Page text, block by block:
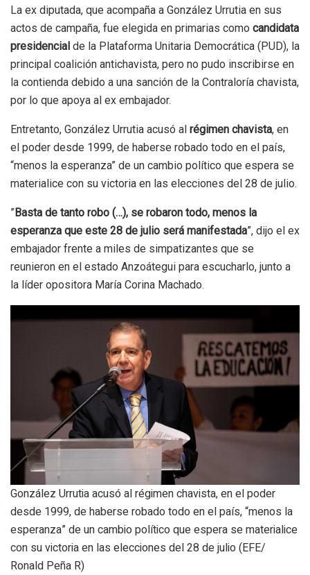
La ex diputada, que acompaña a González Urrutia en sus
actos de campaña, fue elegida en primarias como candidata
presidencial de la Plataforma Unitaria Democrática (PUD), la
principal coalición antichavista, pero no pudo inscribirse en
la contienda debido a una sanción de la Contraloría chavista,
por lo que apoya al ex embajador.
Entretanto, González Urrutia acusó al régimen chavista, en
el poder desde 1999, de haberse robado todo en el país,
“menos la esperanza” de un cambio político que espera se
materialice con su victoria en las elecciones del 28 de julio.
”Basta de tanto robo (…), se robaron todo, menos la
esperanza que este 28 de julio será manifestada”, dijo el ex
embajador frente a miles de simpatizantes que se
reunieron en el estado Anzoátegui para escucharlo, junto a
la líder opositora María Corina Machado.
González Urrutia acusó al régimen chavista, en el poder
desde 1999, de haberse robado todo en el país, “menos la
esperanza” de un cambio político que espera se materialice
con su victoria en las elecciones del 28 de julio (EFE/
Ronald Peña R)